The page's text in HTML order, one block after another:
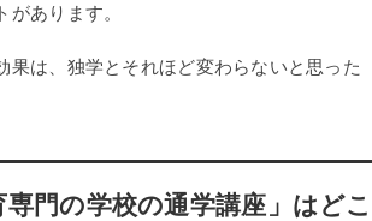
あります。
は、独学とそれほど変わらないと思った
専門の学校の通学講座」はどこ